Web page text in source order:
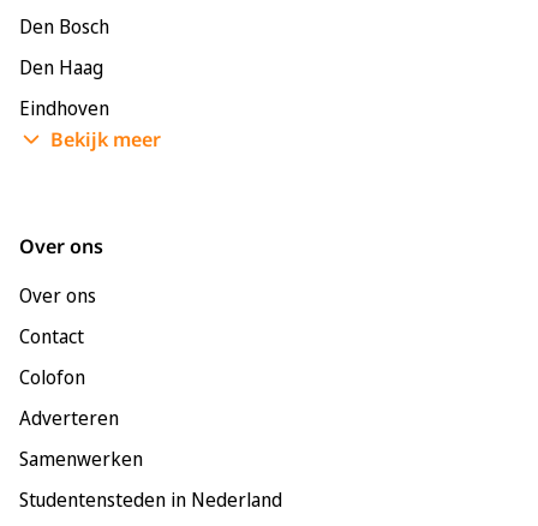
Den Bosch
Den Haag
Eindhoven
Enschede
Maastricht
Nijmegen
Rotterdam
Tilburg
Utrecht
Bekijk meer
Over ons
Over ons
Contact
Colofon
Adverteren
Samenwerken
Studentensteden in Nederland